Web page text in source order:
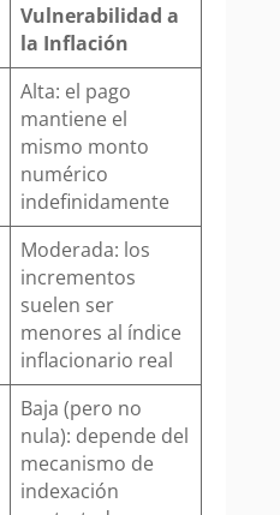
Vulnerabilidad a
la Inflación
Alta: el pago
mantiene el
mismo monto
numérico
indefinidamente
Moderada: los
incrementos
suelen ser
menores al índice
inflacionario real
Baja (pero no
nula): depende del
mecanismo de
indexación